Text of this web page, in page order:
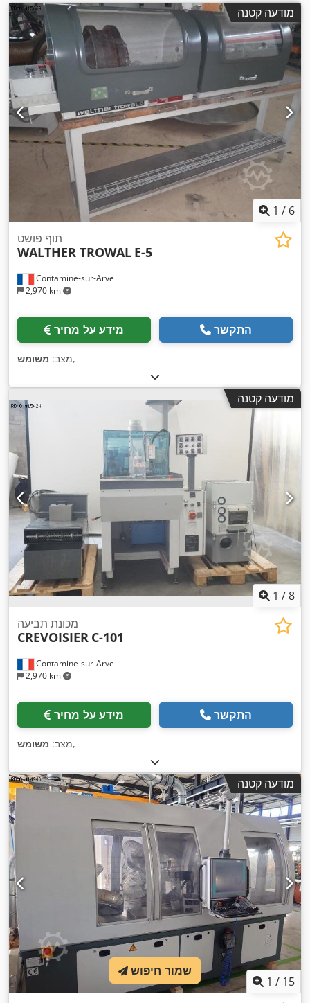
מודעה קטנה
1 / 6
Contamine-sur-Arve
2,970 km
תוף פושט
WALTHER TROWAL E-5
מידע על מחיר התקשר
מצב: משומש ,
מודעה קטנה
1 /8
Contamine-sur-Arve
2,970 km
מכונת תביעה
CREVOISIER C-101
מידע על מחיר התקשר
מצב: משומש ,
מודעה קטנה
1 / 15
שמור חיפוש